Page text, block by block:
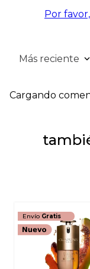
Por
Más reciente
Cargando
Envío Gratis